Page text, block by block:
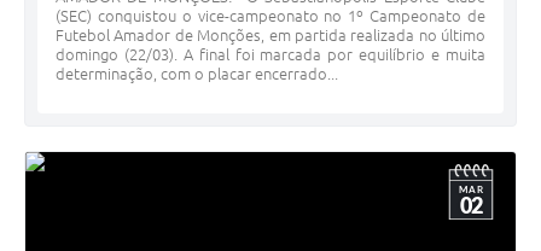
(SEC) conquistou o vice-campeonato no 1º Campeonato de
Futebol Amador de Monções, em partida realizada no último
domingo (22/03). A final foi marcada por equilíbrio e muita
determinação, com o placar encerrado...
MAR
02